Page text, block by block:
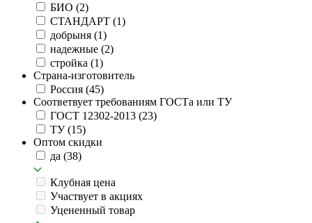
БИО (2)
СТАНДАРТ (1)
добрыня (1)
надежные (2)
стройка (1)
Страна-изготовитель
Россия (45)
Соответвует требованиям ГОСТа или ТУ
ГОСТ 12302-2013 (23)
ТУ(15)
Оптом скидки
да (38)
Клубная цена
Участвует в акциях
Уцененный товар